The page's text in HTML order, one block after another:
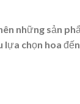
những sản
lựa chọn hoa đến